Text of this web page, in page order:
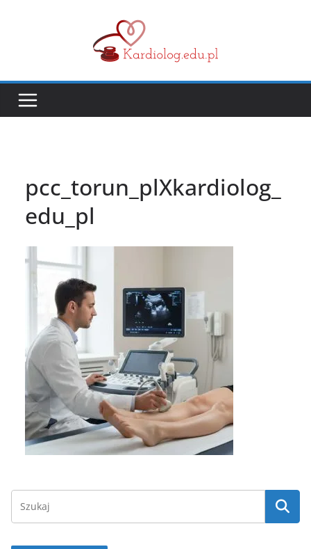
pcc_torun_plXkardiolog_
edu_pl